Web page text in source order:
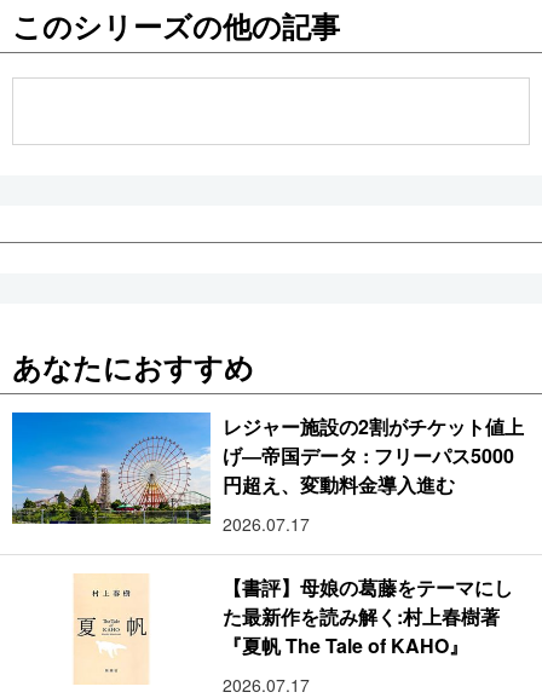
このシリーズの他の記事
あなたにおすすめ
レジャー施設の2割がチケット値上
げ―帝国データ : フリーパス5000
円超え、変動料金導入進む
2026.07.17
【書評】母娘の葛藤をテーマにし
た最新作を読み解く:村上春樹著
『夏帆 The Tale of KAHO』
2026.07.17